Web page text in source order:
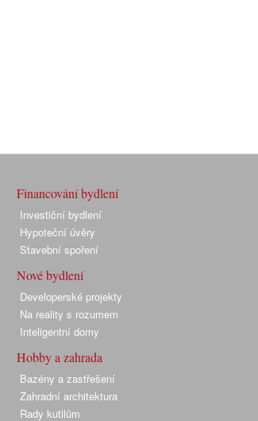
Financování bydlení
Investiční bydlení
Hypoteční úvěry
Stavební spoření
Nové bydlení
Developerské projekty
Na reality s rozumem
Inteligentní domy
Hobby a zahrada
Bazény a zastřešení
Zahradní architektura
Rady kutilům